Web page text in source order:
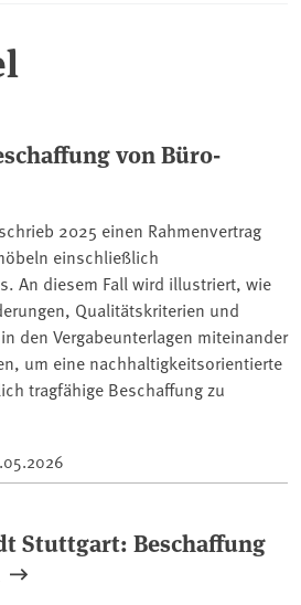
von Büro-
2025 einen Rahmenvertrag
einschließlich
An diesem Fall wird illustriert, wie
Qualitätskriterien und
den Vergabeunterlagen miteinander
um eine nachhaltigkeitsorientierte
tragfähige Beschaffung zu
Stuttgart: Beschaffung